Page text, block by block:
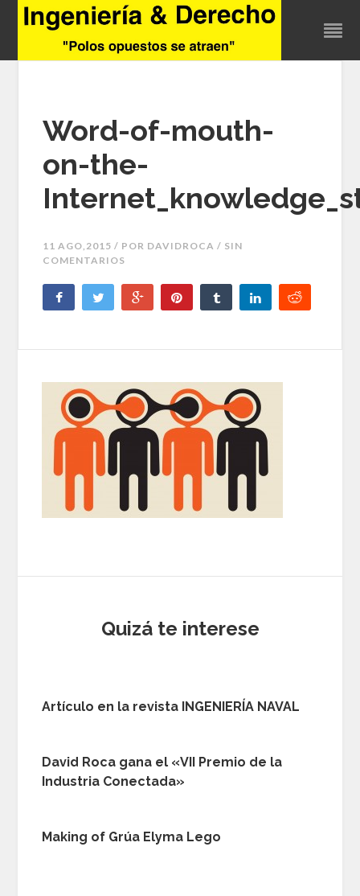
Word-of-mouth-
on-the-
11 AGO,2015 / POR DAVIDROCA / SIN
COMENTARIOS
Quizá te interese
Artículo en la revista INGENIERÍA NAVAL
David Roca gana el «VII Premio de la
Industria Conectada»
Making of Grúa Elyma Lego